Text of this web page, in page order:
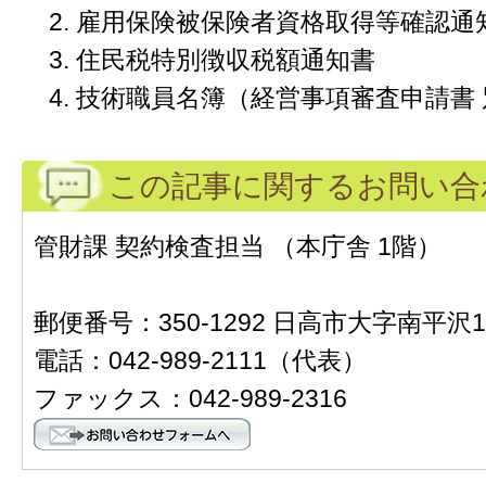
雇用保険被保険者資格取得等確認通
住民税特別徴収税額通知書
技術職員名簿（経営事項審査申請書
この記事に関するお問い
管財課 契約検査担当 （本庁舎 1階）
郵便番号：350-1292 日高市大字南平沢
電話：042-989-2111（代表）
ファックス：042-989-2316